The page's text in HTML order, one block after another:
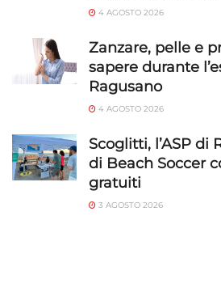
4 AGOSTO 2026
Zanzare, pelle e
sapere durante
Ragusano
4 AGOSTO 2026
Scoglitti, l’ASP di
di Beach Soccer
gratuiti
3 AGOSTO 2026